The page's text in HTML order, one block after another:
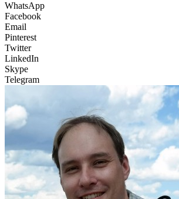
WhatsApp
Facebook
Email
Pinterest
Twitter
LinkedIn
Skype
Telegram